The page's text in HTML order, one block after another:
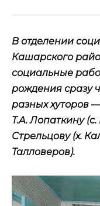
В отделении
Кашарского
социальные
рождения сразу
разных хуторов
Т.А. Лопаткину
Стрельцову (х.
Талловеров).